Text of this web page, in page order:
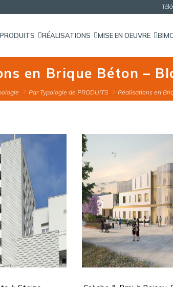
RÉALISATIONS MISE EN OEUVRE BIM
en Brique Béton –
Par Typologie de PRODUITS Réalisations en